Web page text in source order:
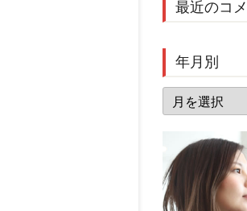
最近のコ
年月別
月